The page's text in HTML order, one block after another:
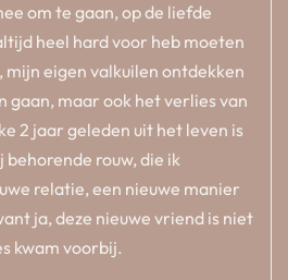
om te gaan, op de liefde
heel hard voor heb moeten
mijn eigen valkuilen ontdekken
gaan, maar ook het verlies van
2 jaar geleden uit het leven is
rouw, die ik
relatie, een nieuwe manier
ja, deze nieuwe vriend is niet
kwam voorbij.